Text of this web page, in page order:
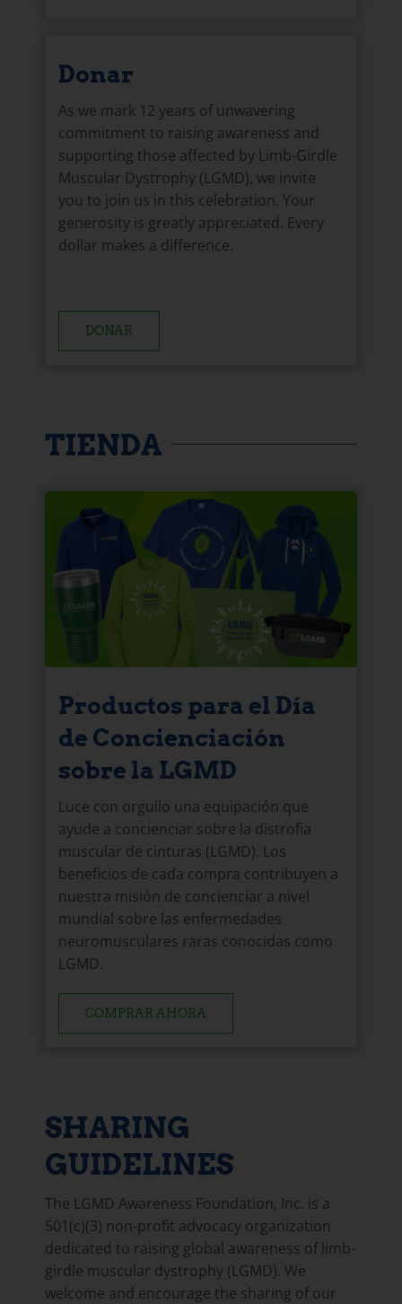
Donar
As we mark 12 years of unwavering
commitment to raising awareness and
supporting those affected by Limb-Girdle
Muscular Dystrophy (LGMD), we invite
you to join us in this celebration. Your
generosity is greatly appreciated. Every
dollar makes a difference.
DONAR
TIENDA
Productos para el Día
de Concienciación
sobre la LGMD
Luce con orgullo una equipación que
ayude a concienciar sobre la distrofia
muscular de cinturas (LGMD). Los
beneficios de cada compra contribuyen a
nuestra misión de concienciar a nivel
mundial sobre las enfermedades
neuromusculares raras conocidas como
LGMD.
COMPRAR AHORA
SHARING
GUIDELINES
The LGMD Awareness Foundation, Inc. is a
501(c)(3) non-profit advocacy organization
dedicated to raising global awareness of limb-
girdle muscular dystrophy (LGMD). We
welcome and encourage the sharing of our